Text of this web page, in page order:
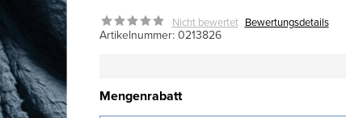
Nicht bewertet Bewertungsdetails
Artikelnummer: 0213826
Mengenrabatt